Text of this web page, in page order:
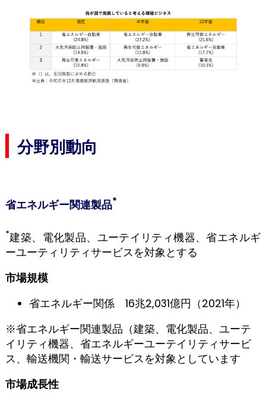
分野別動向
省エネルギー関連製品*
*建築、電化製品、ユーテイリティ機器、省エネルギ
ーユーティリティサービスを対象とする
市場規模
省エネルギー関係 16兆2,031億円（2021年）
※省エネルギー関連製品（建築、電化製品、ユーテ
イリティ機器、省エネルギーユーテイリティサービ
ス、輸送機関・輸送サービスを対象としています
市場成長性